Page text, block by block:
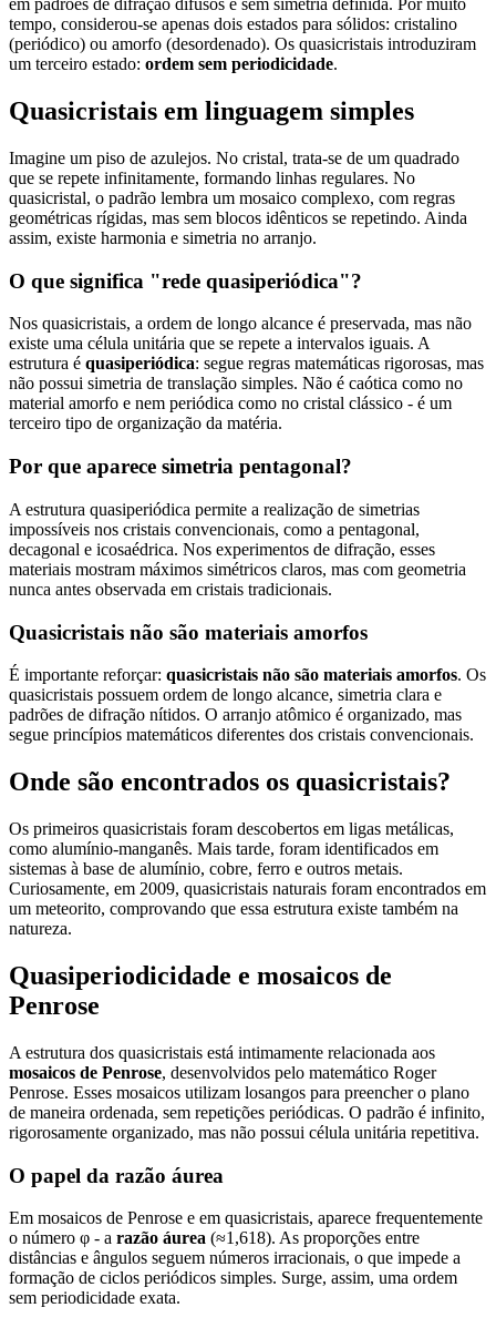
em padrões de difração difusos e sem simetria definida. Por muito
tempo, considerou-se apenas dois estados para sólidos: cristalino
(periódico) ou amorfo (desordenado). Os quasicristais introduziram
um terceiro estado: ordem sem periodicidade.
Quasicristais em linguagem simples
Imagine um piso de azulejos. No cristal, trata-se de um quadrado
que se repete infinitamente, formando linhas regulares. No
quasicristal, o padrão lembra um mosaico complexo, com regras
geométricas rígidas, mas sem blocos idênticos se repetindo. Ainda
assim, existe harmonia e simetria no arranjo.
O que significa "rede quasiperiódica"?
Nos quasicristais, a ordem de longo alcance é preservada, mas não
existe uma célula unitária que se repete a intervalos iguais. A
estrutura é quasiperiódica: segue regras matemáticas rigorosas, mas
não possui simetria de translação simples. Não é caótica como no
material amorfo e nem periódica como no cristal clássico - é um
terceiro tipo de organização da matéria.
Por que aparece simetria pentagonal?
A estrutura quasiperiódica permite a realização de simetrias
impossíveis nos cristais convencionais, como a pentagonal,
decagonal e icosaédrica. Nos experimentos de difração, esses
materiais mostram máximos simétricos claros, mas com geometria
nunca antes observada em cristais tradicionais.
Quasicristais não são materiais amorfos
É importante reforçar: quasicristais não são materiais amorfos. Os
quasicristais possuem ordem de longo alcance, simetria clara e
padrões de difração nítidos. O arranjo atômico é organizado, mas
segue princípios matemáticos diferentes dos cristais convencionais.
Onde são encontrados os quasicristais?
Os primeiros quasicristais foram descobertos em ligas metálicas,
como alumínio-manganês. Mais tarde, foram identificados em
sistemas à base de alumínio, cobre, ferro e outros metais.
Curiosamente, em 2009, quasicristais naturais foram encontrados em
um meteorito, comprovando que essa estrutura existe também na
natureza.
Quasiperiodicidade e mosaicos de
Penrose
A estrutura dos quasicristais está intimamente relacionada aos
mosaicos de Penrose, desenvolvidos pelo matemático Roger
Penrose. Esses mosaicos utilizam losangos para preencher o plano
de maneira ordenada, sem repetições periódicas. O padrão é infinito,
rigorosamente organizado, mas não possui célula unitária repetitiva.
O papel da razão áurea
Em mosaicos de Penrose e em quasicristais, aparece frequentemente
o número φ - a razão áurea (≈1,618). As proporções entre
distâncias e ângulos seguem números irracionais, o que impede a
formação de ciclos periódicos simples. Surge, assim, uma ordem
sem periodicidade exata.